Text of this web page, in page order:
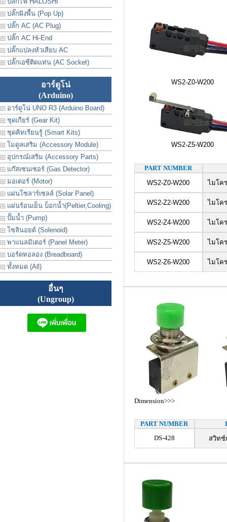
ปลั๊กฝังพื้น (Pop Up)
ปลั๊ก AC (AC Plug)
ปลั๊ก AC Hi-End
ปลั๊กแปลงหัวเสียบ AC
ปลั๊กเอซีติดแท่น (AC Socket)
อาร์ดูโน่
(Arduino)
อาร์ดูโน่ UNO R3 (Arduino Board)
ชุดเกียร์ (Gear Kit)
ชุดคิทเรียนรู้ (Smart Kits)
โมดูลเสริม (Accessory Module)
อุปกรณ์เสริม (Accessory Parts)
แก๊สเซนเซอร์ (Gas Detector)
มอเตอร์ (Motor)
แผ่นโซลาร์เซลล์ (Solar Panel)
แผ่นร้อนเย็น บ็อกน้ำ(Peltier,Cooling)
ปั๊มน้ำ (Pump)
โซลินอยด์ (Solenoid)
พาแนลมิเตอร์ (Panel Meter)
บอร์ดทอลอง (Breadboard)
ทั้งหมด (All)
อื่นๆ
(Ungroup)
WS2-Z0-W200
WS2-Z5-W200
PART NUMBER
WS2-Z0-W200
ไมโค
WS2-Z2-W200 ไมโค
WS2-Z4-W200 ไมโค
WS2-Z5-W200 ไมโค
WS2-Z6-W200 ไมโค
Dimension>>>
PART NUMBER
DS-428
สวิทช์